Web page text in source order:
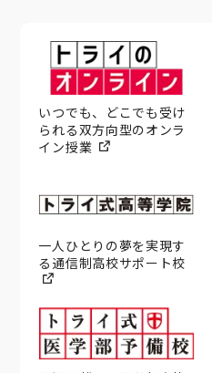
いつでも、どこでも受け
られる双方向型のオンラ
イン授業
一人ひとりの夢を実現す
る通信制高校サポート校